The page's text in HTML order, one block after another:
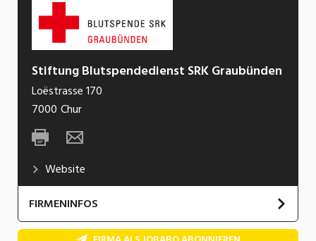
Stiftung Blutspendedienst SRK Graubünden
Loëstrasse 170
7000 Chur
Website
FIRMENINFOS